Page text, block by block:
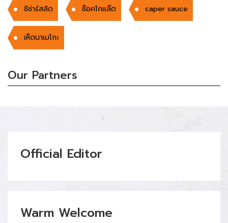
ซีซ่าร์สลัด ช็อคโกแล๊ต caper sauce
เห็ดนาเมโกะ
Our Partners
Official Editor
Warm Welcome